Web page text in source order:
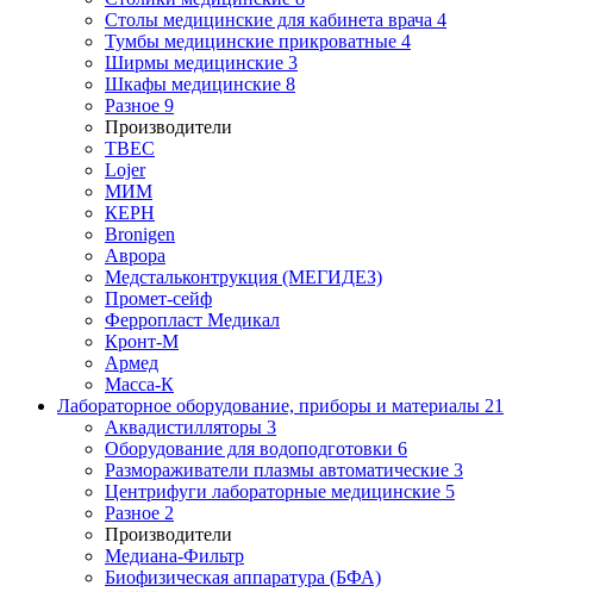
Столы медицинские для кабинета врача 4
Тумбы медицинские прикроватные 4
Ширмы медицинские 3
Шкафы медицинские 8
Разное 9
Производители
ТВЕС
Lojer
МИМ
КЕРН
Bronigen
Аврора
Медстальконтрукция (МЕГИДЕЗ)
Промет-сейф
Ферропласт Медикал
Кронт-М
Армед
Масса-К
Лабораторное оборудование, приборы и материалы 21
Аквадистилляторы 3
Оборудование для водоподготовки 6
Размораживатели плазмы автоматические 3
Центрифуги лабораторные медицинские 5
Разное 2
Производители
Медиана-Фильтр
Биофизическая аппаратура (БФА)